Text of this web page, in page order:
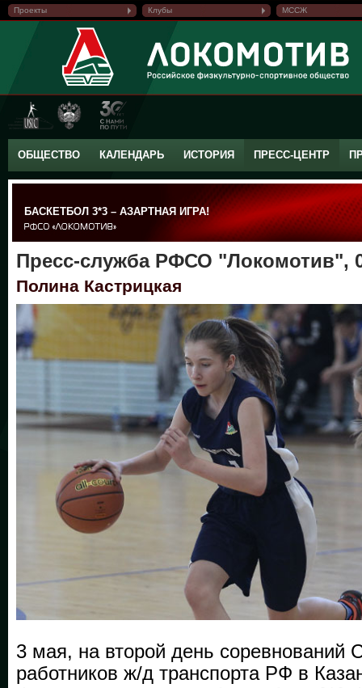
Проекты Клубы МССЖ
ОБЩЕСТВО КАЛЕНДАРЬ ИСТОРИЯ ПРЕСС-ЦЕНТР
БАСКЕТБОЛ 3*3 – АЗАРТНАЯ ИГРА!
Пресс-служба РФСО "Локомотив",
Полина Кастрицкая
3 мая, на второй день соревнований
работников ж/д транспорта РФ в